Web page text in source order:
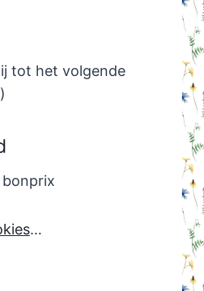
tot het volgende
…